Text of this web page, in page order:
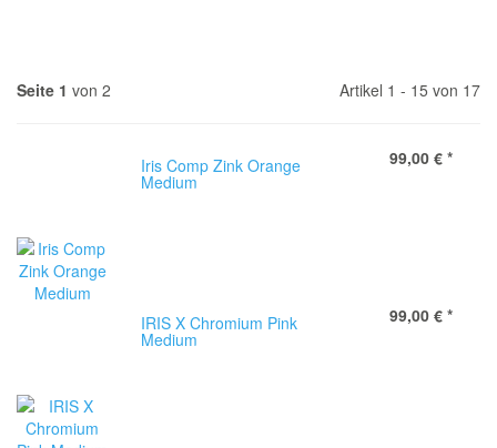
Seite 1 von 2 Artikel 1 - 15 von 17
Iris Comp Zink Orange
Medium
99,00 € *
IRIS X Chromium Pink
Medium
99,00 € *